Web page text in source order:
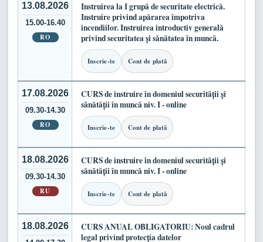
13.08.2026
15.00-16.40
RO
Instruirea la I grupă de securitate electrică.
Instruire privind apărarea împotriva
incendiilor. Instruirea introductiv generală
privind securitatea și sănătatea în muncă.
Inscrie-te Cont de plată
17.08.2026
09.30-14.30
RO
CURS de instruire în domeniul securității și
sănătății în muncă niv. I - online
Inscrie-te Cont de plată
18.08.2026
09.30-14.30
RU
CURS de instruire în domeniul securității și
sănătății în muncă niv. I - online
Inscrie-te Cont de plată
18.08.2026
CURS ANUAL OBLIGATORIU: Noul cadrul
legal privind protecția datelor